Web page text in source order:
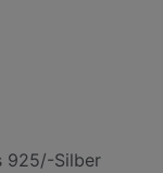
925/-Silber